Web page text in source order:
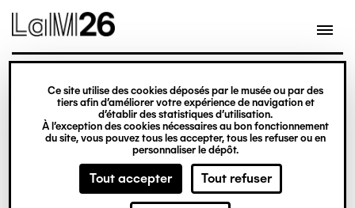
Gestion des cookies
Ce site utilise des cookies déposés par le musée ou par des
tiers afin d’améliorer votre expérience de navigation et
d’établir des statistiques d’utilisation.
À l’exception des cookies nécessaires au bon fonctionnement
du site, vous pouvez tous les accepter, tous les refuser ou en
personnaliser le dépôt.
Tout accepter Tout refuser
contenu